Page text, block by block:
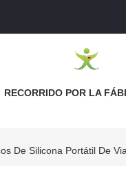
RECORRIDO POR LA
De Silicona Portátil De